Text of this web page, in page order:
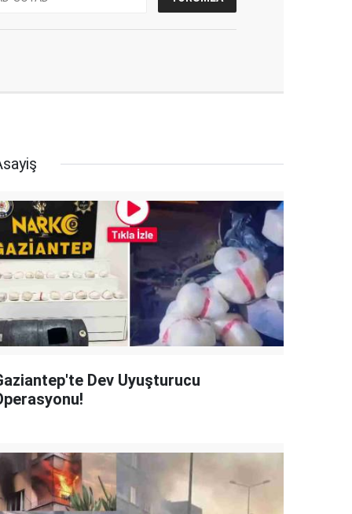
Dev Uyuşturucu